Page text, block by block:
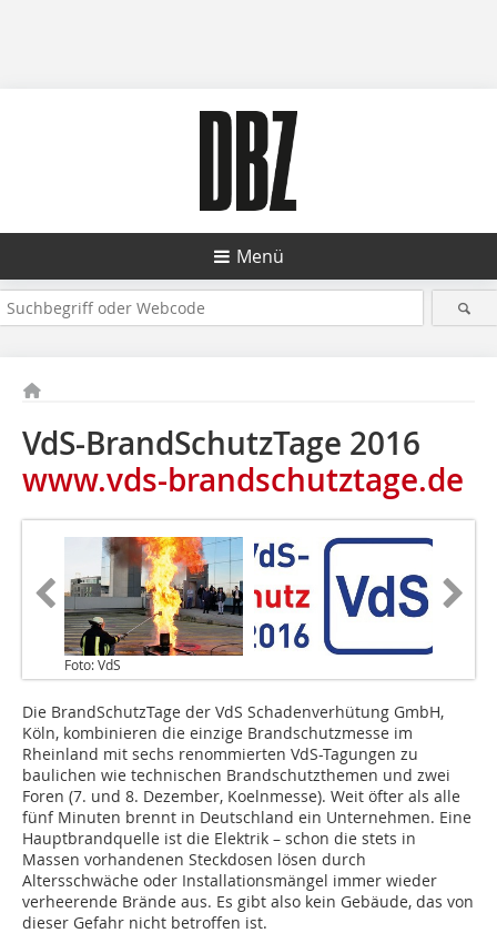
Menü
VdS-BrandSchutzTage 2016
www.vds-brandschutztage.de
Foto: VdS
Die BrandSchutzTage der VdS Schadenver­hütung GmbH,
Köln, kombinieren die einzige Brandschutzmesse im
Rheinland mit sechs renommierten VdS-Tagungen zu
baulichen wie technischen Brandschutzthemen und zwei
Foren (7. und 8. Dezember, Koelnmesse). Weit öfter als alle
fünf Minuten brennt in Deutschland ein Unternehmen. Eine
Hauptbrandquelle ist die Elektrik – schon die stets in
Massen vorhandenen Steckdosen lösen durch
Altersschwäche oder Installationsmängel immer wieder
verheerende Brände aus. Es gibt also kein Gebäude, das von
dieser Gefahr nicht betroffen ist.